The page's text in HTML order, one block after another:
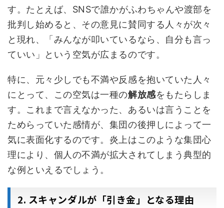
す。たとえば、SNSで誰かがふわちゃんや渡部を
批判し始めると、その意見に賛同する人々が次々
と現れ、「みんなが叩いているなら、自分も言っ
ていい」という空気が広まるのです。
特に、元々少しでも不満や反感を抱いていた人々
にとって、この空気は一種の解放感をもたらしま
す。これまで言えなかった、あるいは言うことを
ためらっていた感情が、集団の後押しによって一
気に表面化するのです。炎上はこのような集団心
理により、個人の不満が拡大されてしまう典型的
な例といえるでしょう。
2. スキャンダルが「引き金」となる理由